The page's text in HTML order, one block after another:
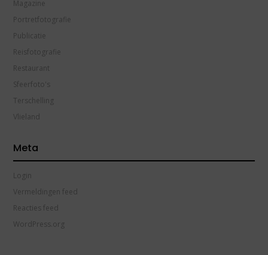
Magazine
Portretfotografie
Publicatie
Reisfotografie
Restaurant
Sfeerfoto's
Terschelling
Vlieland
Meta
Login
Vermeldingen feed
Reacties feed
WordPress.org